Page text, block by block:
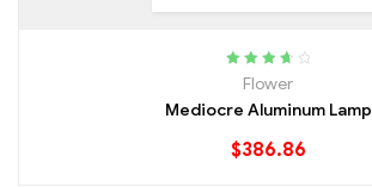
RatedFlower
Mediocre Aluminum Lamp
$386.86